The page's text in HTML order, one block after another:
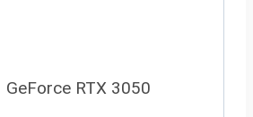
GeForce RTX 3050